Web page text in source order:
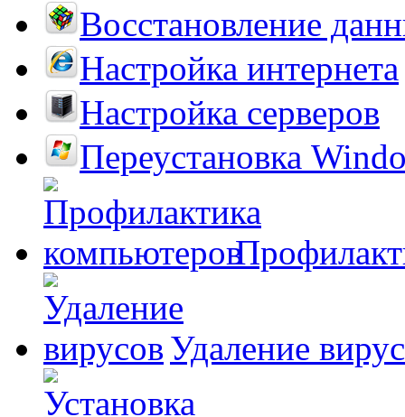
Восстановление
Настройка интернета
Настройка серверов
Переустановка
Удаление